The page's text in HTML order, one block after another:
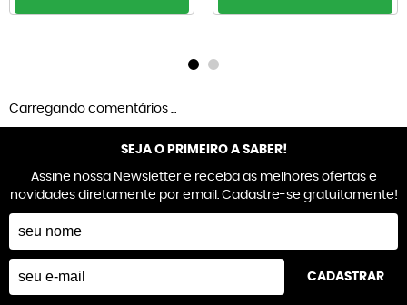
Carregando comentários ...
SEJA O PRIMEIRO A SABER!
Assine nossa Newsletter e receba as melhores ofertas e
novidades diretamente por email. Cadastre-se gratuitamente!
CADASTRAR